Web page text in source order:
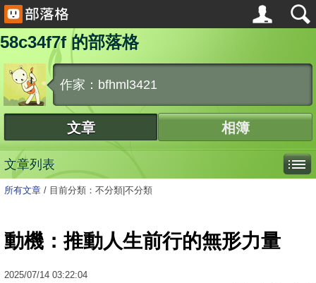
58c34f7f 的部落格
作家：bfhml3421
文章 相簿
文章列表
所有文章 / 目前分類：不分類|不分類
動機：推動人生前行的無形力量
2025/07/14 03:22:04